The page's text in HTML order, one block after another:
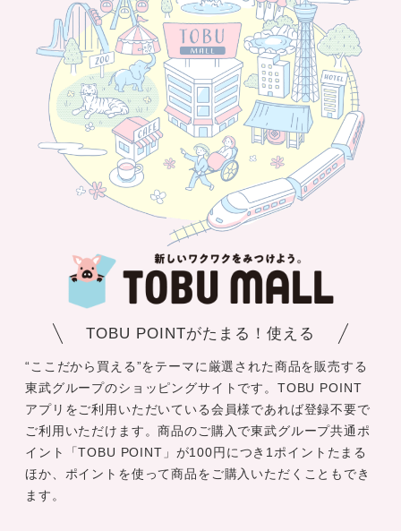
TOBU POINTがたまる！使える
“ここだから買える”をテーマに厳選された商品を販売する
東武グループのショッピングサイトです。TOBU POINT
アプリをご利用いただいている会員様であれば登録不要で
ご利用いただけます。商品のご購入で東武グループ共通ポ
イント「TOBU POINT」が100円につき1ポイントたまる
ほか、ポイントを使って商品をご購入いただくこともでき
ます。